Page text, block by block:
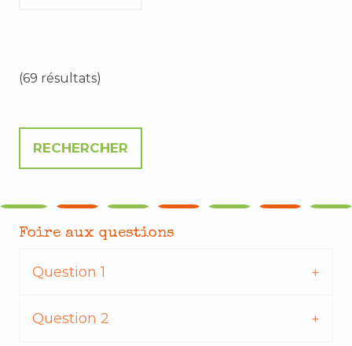
(69 résultats)
Foire aux questions
Question 1
Question 2